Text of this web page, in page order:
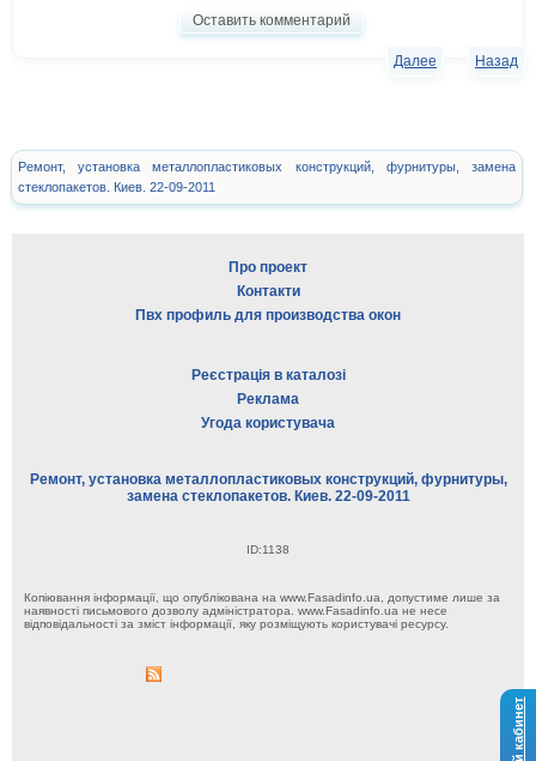
Оставить комментарий
Назад
Далее
Ремонт, установка металлопластиковых конструкций, фурнитуры, замена
стеклопакетов. Киев. 22-09-2011
Про проект
Контакти
Пвх профиль для производства окон
Реєстрація в каталозі
Реклама
Угода користувача
Ремонт, установка металлопластиковых конструкций, фурнитуры,
замена стеклопакетов. Киев. 22-09-2011
ID:1138
Копіювання інформації, що опублікована на www.Fasadinfo.ua, допустиме лише за
наявності письмового дозволу адміністратора. www.Fasadinfo.ua не несе
відповідальності за зміст інформації, яку розміщують користувачі ресурсу.